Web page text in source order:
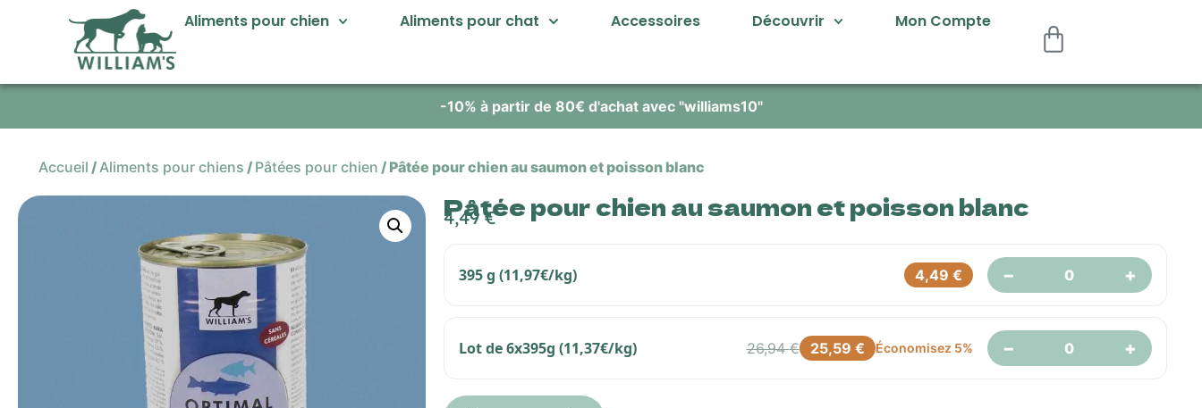
Aliments pour chien Aliments pour chat Accessoires Découvrir Mon Compte
-10% à partir de 80€ d'achat avec "williams10"
Accueil / Aliments pour chiens / Pâtées pour chien / Pâtée pour chien au saumon et poisson blanc
Pâtée pour chien au saumon et poisson blanc
4,49€
395 g (11,97€/kg) 4,49 € − +
Lot de 6x395g (11,37€/kg) 26,94€ 25,59 € Économisez 5% − +